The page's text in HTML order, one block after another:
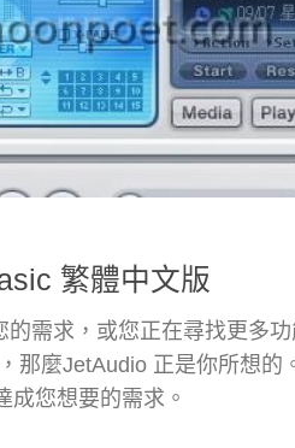
繁體中文版
需求，或您正在尋找更多
那麼JetAudio 正是你所想的
成您想要的需求。